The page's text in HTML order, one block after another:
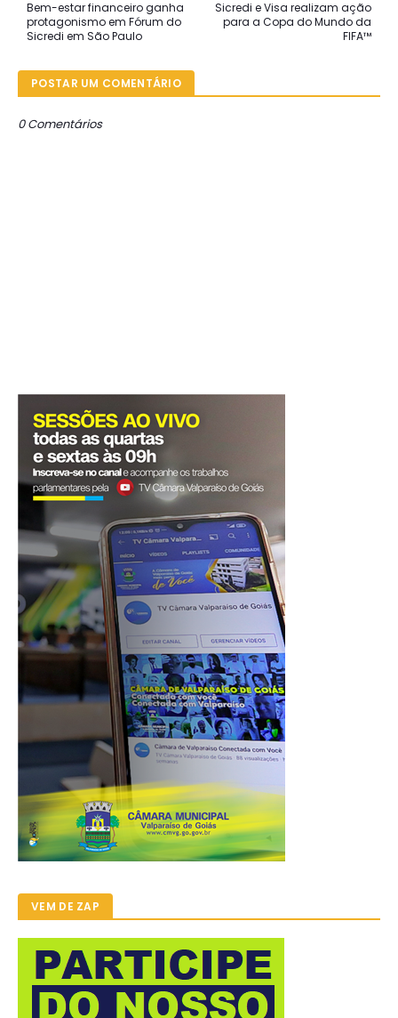
Sicredi e Visa realizam ação
para a Copa do Mundo da
FIFA™
Bem-estar financeiro ganha
protagonismo em Fórum do
Sicredi em São Paulo
POSTAR UM COMENTÁRIO
0 Comentários
VEM DE ZAP